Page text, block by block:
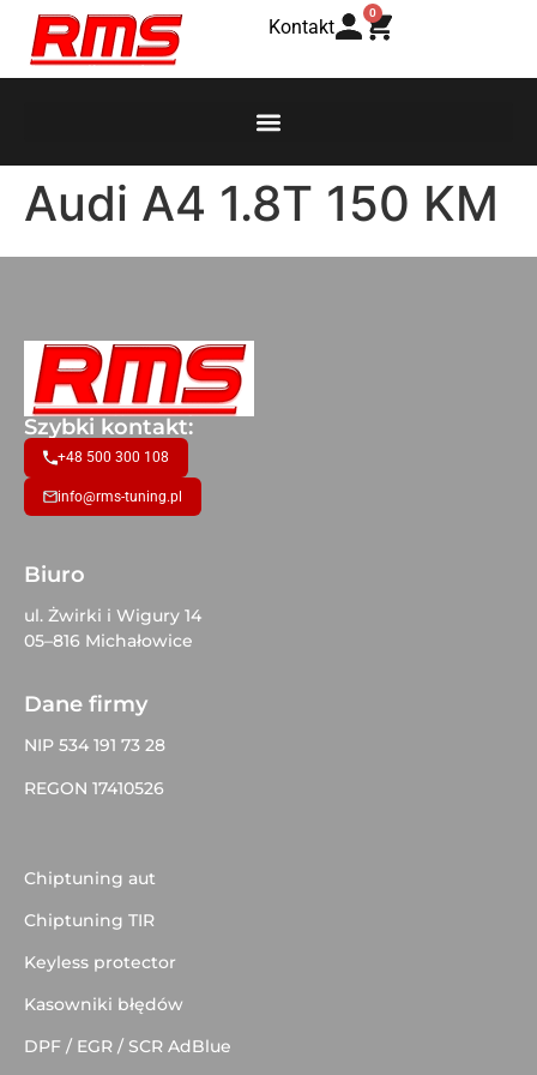
Kontakt
0
Audi A4 1.8T 150 KM
Szybki kontakt:
+48 500 300 108
info@rms-tuning.pl
Biuro
ul. Żwirki i Wigury 14
05–816 Michałowice
Dane firmy
NIP 534 191 73 28
REGON 17410526
Chiptuning aut
Chiptuning TIR
Keyless protector
Kasowniki błędów
DPF / EGR / SCR AdBlue